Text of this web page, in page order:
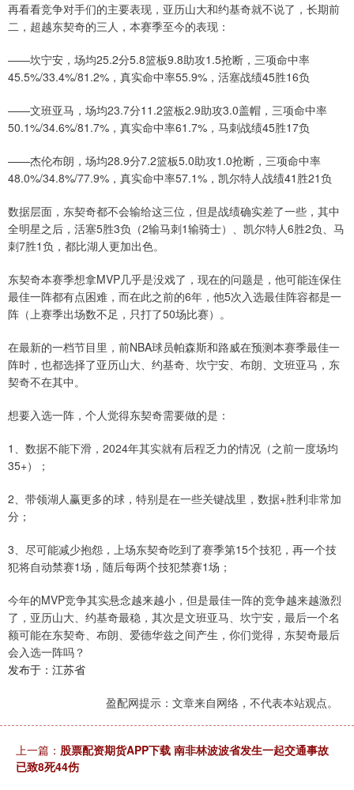
再看看竞争对手们的主要表现，亚历山大和约基奇就不说了，长期前
二，超越东契奇的三人，本赛季至今的表现：
——坎宁安，场均25.2分5.8篮板9.8助攻1.5抢断，三项命中率
45.5%/33.4%/81.2%，真实命中率55.9%，活塞战绩45胜16负
——文班亚马，场均23.7分11.2篮板2.9助攻3.0盖帽，三项命中率
50.1%/34.6%/81.7%，真实命中率61.7%，马刺战绩45胜17负
——杰伦布朗，场均28.9分7.2篮板5.0助攻1.0抢断，三项命中率
48.0%/34.8%/77.9%，真实命中率57.1%，凯尔特人战绩41胜21负
数据层面，东契奇都不会输给这三位，但是战绩确实差了一些，其中
全明星之后，活塞5胜3负（2输马刺1输骑士）、凯尔特人6胜2负、马
刺7胜1负，都比湖人更加出色。
东契奇本赛季想拿MVP几乎是没戏了，现在的问题是，他可能连保住
最佳一阵都有点困难，而在此之前的6年，他5次入选最佳阵容都是一
阵（上赛季出场数不足，只打了50场比赛）。
在最新的一档节目里，前NBA球员帕森斯和路威在预测本赛季最佳一
阵时，也都选择了亚历山大、约基奇、坎宁安、布朗、文班亚马，东
契奇不在其中。
想要入选一阵，个人觉得东契奇需要做的是：
1、数据不能下滑，2024年其实就有后程乏力的情况（之前一度场均
35+）；
2、带领湖人赢更多的球，特别是在一些关键战里，数据+胜利非常加
分；
3、尽可能减少抱怨，上场东契奇吃到了赛季第15个技犯，再一个技
犯将自动禁赛1场，随后每两个技犯禁赛1场；
今年的MVP竞争其实悬念越来越小，但是最佳一阵的竞争越来越激烈
了，亚历山大、约基奇最稳，其次是文班亚马、坎宁安，最后一个名
额可能在东契奇、布朗、爱德华兹之间产生，你们觉得，东契奇最后
会入选一阵吗？
发布于：江苏省
盈配网提示：文章来自网络，不代表本站观点。
上一篇： 股票配资期货APP下载 南非林波波省发生一起交通事故
已致8死44伤